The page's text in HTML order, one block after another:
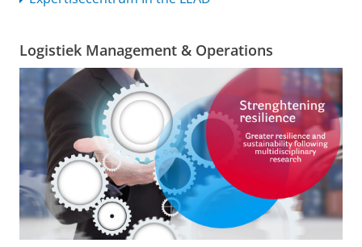
Logistiek Management & Operations